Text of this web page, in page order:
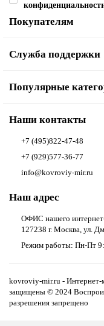
Покупателям
Служба поддержки
Популярные
Наши контакты
+7 (495)822-47-48
+7 (929)577-36-77
info@kovroviy-mir.ru
Наш адрес
ОФИС нашего интернет-
127238 г. Москва, ул.
Режим работы: Пн-Пт
kovroviy-mir.ru - Интернет-
защищены © 2024
разрешения запрещено